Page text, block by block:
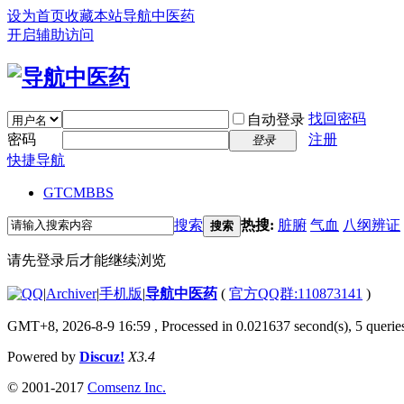
设为首页收藏本站导航中医药
开启辅助访问
自动登录 找回密码
密码
登录
注册
快捷导航
GTCMBBS
搜索 搜索 热搜: 脏腑 气血 八纲辨证
请先登录后才能继续浏览
|Archiver|手机版|导航中医药 ( 官方QQ群:110873141 )
GMT+8, 2026-8-9 16:59 , Processed in 0.021637 second(s), 5
Powered by Discuz! X3.4
© 2001-2017 Comsenz Inc.